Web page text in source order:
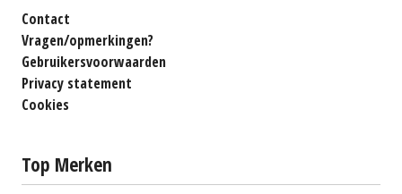
Contact
Vragen/opmerkingen?
Gebruikersvoorwaarden
Privacy statement
Cookies
Top Merken